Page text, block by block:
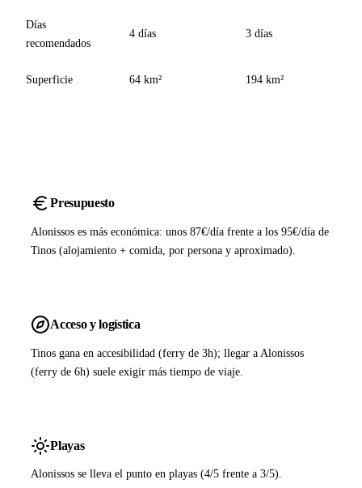
Días
recomendados
4 días 3 días
Superficie 64 km² 194 km²
Presupuesto
Alonissos es más económica: unos 87€/día frente a los 95€/día de
Tinos (alojamiento + comida, por persona y aproximado).
Acceso y logística
Tinos gana en accesibilidad (ferry de 3h); llegar a Alonissos
(ferry de 6h) suele exigir más tiempo de viaje.
Playas
Alonissos se lleva el punto en playas (4/5 frente a 3/5).